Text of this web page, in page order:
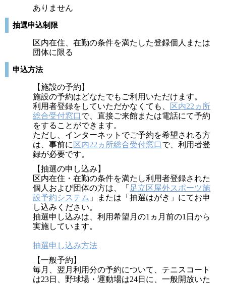
ありません
抽選申込制限
区内在住、在勤の条件を満たした登録個人または
団体に限る
申込方法
【施設の予約】
施設の予約はどなたでもご利用いただけます。
利用者登録をしていただかなくても、
区内22ヵ所
総合受付窓口で、直接ご来館または電話にて予約
をすることができます。
ただし、インターネットでご予約を希望される方
は、事前に 区内22ヵ所総合受付窓口で、利用者登
録が必要です。
【抽選の申し込み】
区内在住・在勤の条件を満たし利用者登録された
個人および団体の方は、「 足立区屋外スポーツ施
設予約システム 」または「抽選はがき」にてお申
し込みください。
抽選申し込みは、利用希望月の1ヵ月前の1日から
実施しています。
抽選申し込み方法
【一般予約】
毎月、翌月利用分の予約について、テニスコート
は23日、野球場・運動場は24日に、一般開放いた